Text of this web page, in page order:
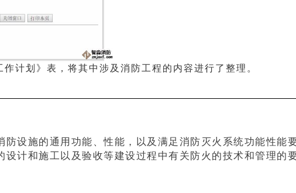
计划》表，将其中涉及消防工程的内容进行了整理。
防设施的通用功能、性能，以及满足消防灭火系统功能性能
计和施工以及验收等建设过程中有关防火的技术和管理的